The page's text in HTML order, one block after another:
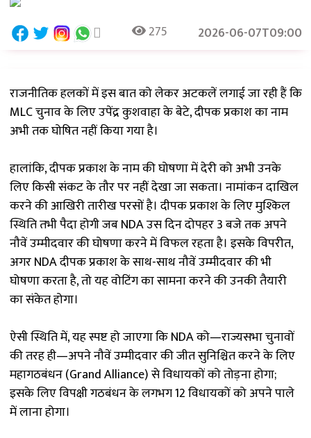
275 2026-06-07T09:00
राजनीतिक हलकों में इस बात को लेकर अटकलें लगाई जा रही हैं कि
MLC चुनाव के लिए उपेंद्र कुशवाहा के बेटे, दीपक प्रकाश का नाम
अभी तक घोषित नहीं किया गया है।
हालांकि, दीपक प्रकाश के नाम की घोषणा में देरी को अभी उनके
लिए किसी संकट के तौर पर नहीं देखा जा सकता। नामांकन दाखिल
करने की आखिरी तारीख परसों है। दीपक प्रकाश के लिए मुश्किल
स्थिति तभी पैदा होगी जब NDA उस दिन दोपहर 3 बजे तक अपने
नौवें उम्मीदवार की घोषणा करने में विफल रहता है। इसके विपरीत,
अगर NDA दीपक प्रकाश के साथ-साथ नौवें उम्मीदवार की भी
घोषणा करता है, तो यह वोटिंग का सामना करने की उनकी तैयारी
का संकेत होगा।
ऐसी स्थिति में, यह स्पष्ट हो जाएगा कि NDA को—राज्यसभा चुनावों
की तरह ही—अपने नौवें उम्मीदवार की जीत सुनिश्चित करने के लिए
महागठबंधन (Grand Alliance) से विधायकों को तोड़ना होगा;
इसके लिए विपक्षी गठबंधन के लगभग 12 विधायकों को अपने पाले
में लाना होगा।